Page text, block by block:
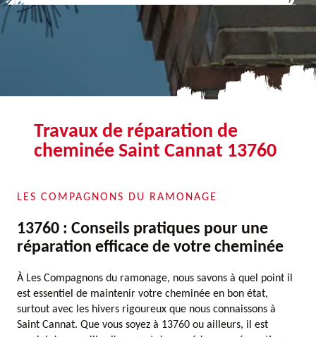
Travaux de réparation de
cheminée Saint Cannat 13760
LES COMPAGNONS DU RAMONAGE
13760 : Conseils pratiques pour une
réparation efficace de votre cheminée
À Les Compagnons du ramonage, nous savons à quel point il
est essentiel de maintenir votre cheminée en bon état,
surtout avec les hivers rigoureux que nous connaissons à
Saint Cannat. Que vous soyez à 13760 ou ailleurs, il est